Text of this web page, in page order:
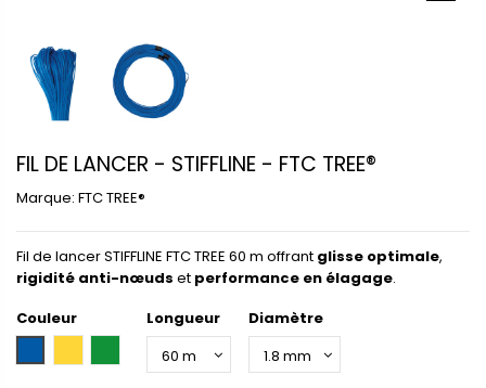
FIL DE LANCER - STIFFLINE - FTC TREE®
Marque: FTC TREE®
Fil de lancer STIFFLINE FTC TREE 60 m offrant glisse optimale,
rigidité anti-nœuds et performance en élagage.
Couleur
Longueur Diamètre